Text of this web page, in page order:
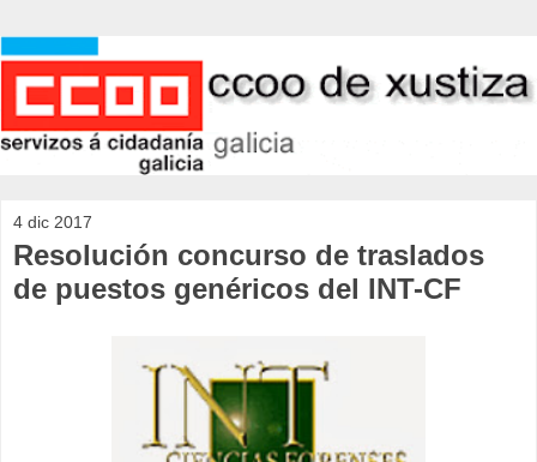
4 dic 2017
Resolución concurso de traslados
de puestos genéricos del INT-CF